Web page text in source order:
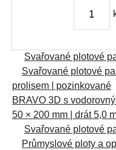
Svařované plotové
Svařované plotové
prolisem | pozinkované
BRAVO 3D s
50 × 200 mm | drát 5,0
Svařované plotové
Průmyslové ploty a